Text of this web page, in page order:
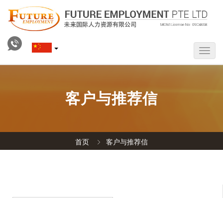
客户与推荐信
首页 客户与推荐信